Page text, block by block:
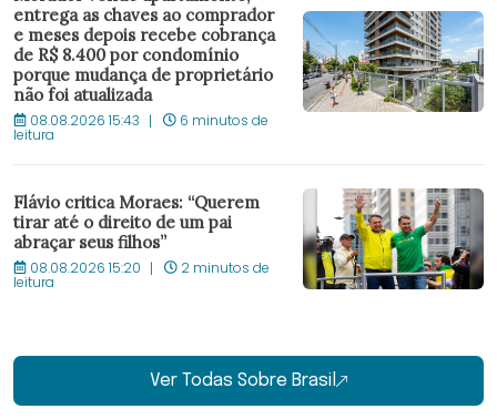
entrega as chaves ao comprador
e meses depois recebe cobrança
de R$ 8.400 por condomínio
porque mudança de proprietário
não foi atualizada
08.08.2026 15:43 6 minutos de
leitura
Flávio critica Moraes: “Querem
tirar até o direito de um pai
abraçar seus filhos”
08.08.2026 15:20 2 minutos de
leitura
Ver Todas Sobre Brasil